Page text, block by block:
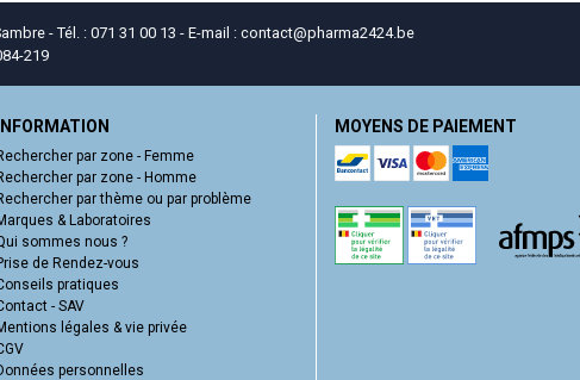
- Tél. : 071 31 00 13 - E-mail : contact@pharma2424.be
219
INFORMATION
par zone - Femme
par zone - Homme
par thème ou par problème
& Laboratoires
sommes nous ?
de Rendez-vous
pratiques
- SAV
légales & vie privée
personnelles
MOYENS DE PAIEMENT